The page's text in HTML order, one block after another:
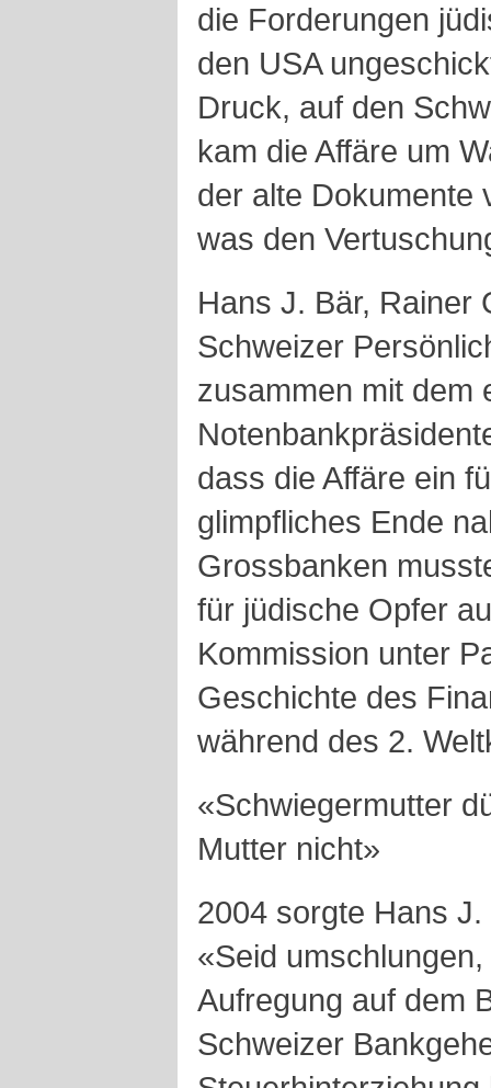
die Forderungen
den USA
Druck, auf den
kam die Affäre um
der alte Dokumente
was den
Hans J. Bär, Rainer
Schweizer
zusammen mit dem
dass die Affäre ein
glimpfliches Ende
Grossbanken
für jüdische Opfer
Kommission unter
Geschichte des
während des 2.
«Schwiegermutter
Mutter nicht»
2004 sorgte Hans
«Seid
Aufregung auf dem
Schweizer